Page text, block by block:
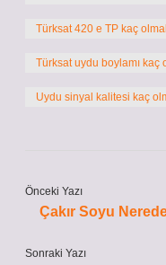
Türksat 420 e TP kaç
Türksat uydu boylamı kaç
Uydu sinyal kalitesi kaç
Önceki Yazı
Çakır Soyu
Sonraki Yazı